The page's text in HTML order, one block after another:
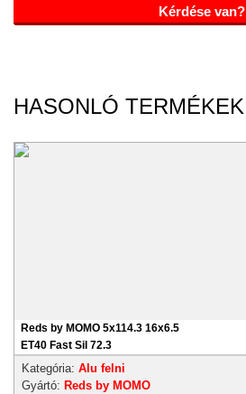
Kérdése van?
HASONLÓ TERMÉKEK
Reds by MOMO 5x114.3 16x6.5
ET40 Fast Sil 72.3
Kategória: Alu felni
Gyártó: Reds by MOMO